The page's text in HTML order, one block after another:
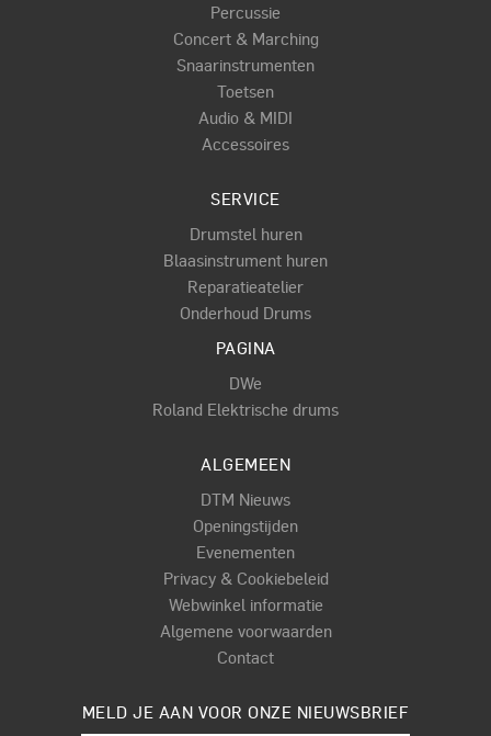
Percussie
Concert & Marching
Snaarinstrumenten
Toetsen
Audio & MIDI
Accessoires
SERVICE
Drumstel huren
Blaasinstrument huren
Reparatieatelier
Onderhoud Drums
PAGINA
DWe
Roland Elektrische drums
ALGEMEEN
DTM Nieuws
Openingstijden
Evenementen
Privacy & Cookiebeleid
Webwinkel informatie
Algemene voorwaarden
Contact
MELD JE AAN VOOR ONZE NIEUWSBRIEF